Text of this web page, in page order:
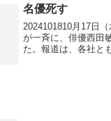
度も何度も...
名優死す
2024101810月17日
が一斉に、俳優西田
た。報道は、各社と